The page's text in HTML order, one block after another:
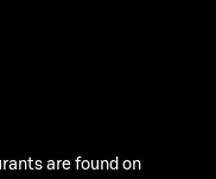
are found on